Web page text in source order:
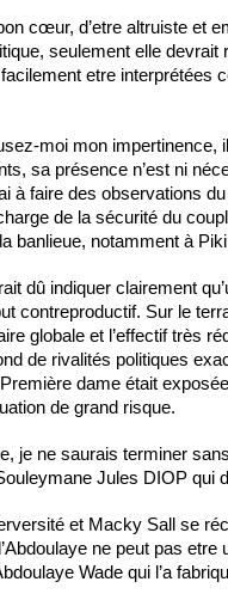
cœur, d’etre altruiste et
seulement elle devrait
etre interprétées
moi mon impertinence,
sa présence n’est ni
à faire des observations
de la sécurité du
banlieue, notamment à
dû indiquer clairement
contreproductif. Sur le
globale et l’effectif très
de rivalités politiques
dame était
de grand risque.
je ne saurais terminer
Jules DIOP qui
et Macky Sall se
ne peut pas etre
Wade qui l’a